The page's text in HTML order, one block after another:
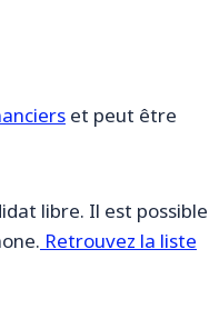
et peut être
libre. Il est possible
Retrouvez la liste